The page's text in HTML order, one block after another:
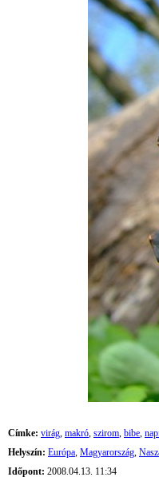
Címke: virág, makró, szirom, bibe,
Helyszín: Európa, Magyarország,
Időpont: 2008.04.13. 11:34